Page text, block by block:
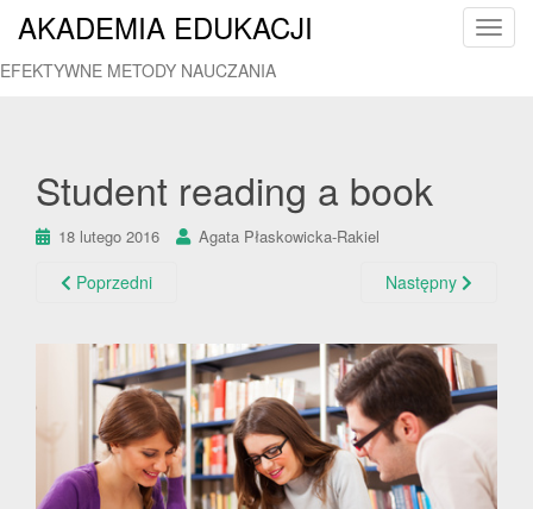
T
i
o
AKADEMIA EDUKACJI
EFEKTYWNE METODY NAUCZANIA
Student reading a book
18 lutego 2016 Agata Płaskowicka-Rakiel
Poprzedni Następny